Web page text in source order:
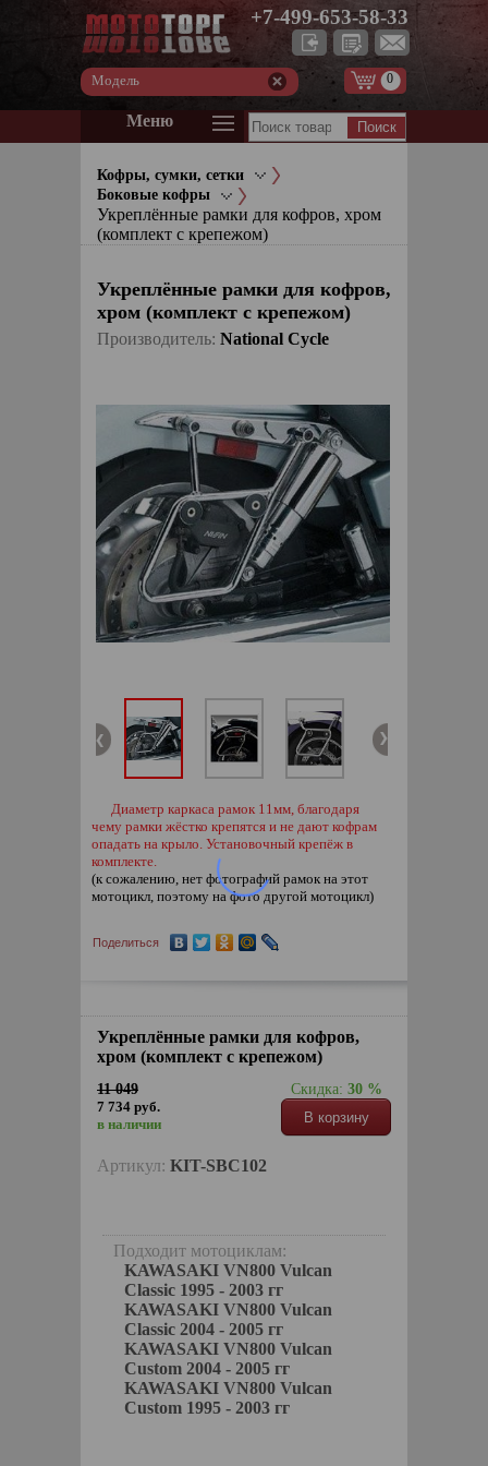
+7-499-653-58-33
Модель 0
Меню
Кофры, сумки, сетки
Боковые кофры
Укреплённые рамки для кофров, хром
(комплект с крепежом)
Укреплённые рамки для кофров,
хром (комплект с крепежом)
Производитель: National Cycle
Диаметр каркаса рамок 11мм, благодаря
чему рамки жёстко крепятся и не дают кофрам
опадать на крыло. Установочный крепёж в
комплекте.
(к сожалению, нет фотографий рамок на этот
мотоцикл, поэтому на фото другой мотоцикл)
Поделиться
Укреплённые рамки для кофров,
хром (комплект с крепежом)
11 049
7 734 руб.
в наличии
Скидка: 30 %
В корзину
Артикул: KIT-SBC102
Подходит мотоциклам:
KAWASAKI VN800 Vulcan
Classic 1995 - 2003 гг
KAWASAKI VN800 Vulcan
Classic 2004 - 2005 гг
KAWASAKI VN800 Vulcan
Custom 2004 - 2005 гг
KAWASAKI VN800 Vulcan
Custom 1995 - 2003 гг